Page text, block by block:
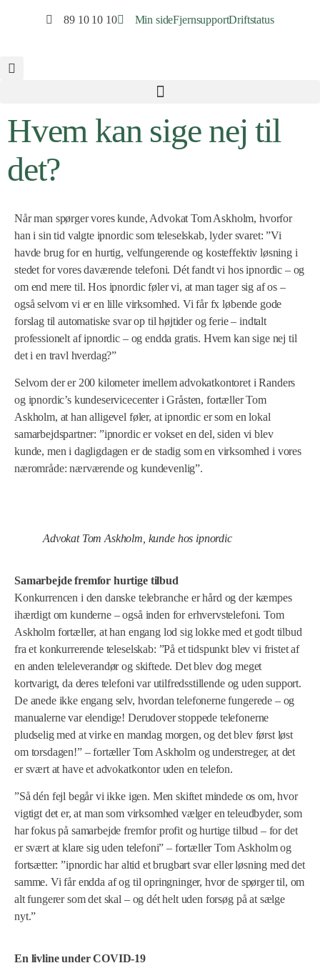
89 10 10 10 Min sideFjernsupportDriftstatus
Hvem kan sige nej til
det?
Når man spørger vores kunde, Advokat Tom Askholm, hvorfor
han i sin tid valgte ipnordic som teleselskab, lyder svaret: ”Vi
havde brug for en hurtig, velfungerende og kosteffektiv løsning i
stedet for vores daværende telefoni. Dét fandt vi hos ipnordic – og
om end mere til. Hos ipnordic føler vi, at man tager sig af os –
også selvom vi er en lille virksomhed. Vi får fx løbende gode
forslag til automatiske svar op til højtider og ferie – indtalt
professionelt af ipnordic – og endda gratis. Hvem kan sige nej til
det i en travl hverdag?”
Selvom der er 200 kilometer imellem advokatkontoret i Randers
og ipnordic’s kundeservicecenter i Gråsten, fortæller Tom
Askholm, at han alligevel føler, at ipnordic er som en lokal
samarbejdspartner: ”ipnordic er vokset en del, siden vi blev
kunde, men i dagligdagen er de stadig som en virksomhed i vores
nærområde: nærværende og kundevenlig”.
Advokat Tom Askholm, kunde hos ipnordic
Samarbejde fremfor hurtige tilbud
Konkurrencen i den danske telebranche er hård og der kæmpes
ihærdigt om kunderne – også inden for erhvervstelefoni. Tom
Askholm fortæller, at han engang lod sig lokke med et godt tilbud
fra et konkurrerende teleselskab: ”På et tidspunkt blev vi fristet af
en anden teleleverandør og skiftede. Det blev dog meget
kortvarigt, da deres telefoni var utilfredsstillende og uden support.
De anede ikke engang selv, hvordan telefonerne fungerede – og
manualerne var elendige! Derudover stoppede telefonerne
pludselig med at virke en mandag morgen, og det blev først løst
om torsdagen!” – fortæller Tom Askholm og understreger, at det
er svært at have et advokatkontor uden en telefon.
”Så dén fejl begår vi ikke igen. Men skiftet mindede os om, hvor
vigtigt det er, at man som virksomhed vælger en teleudbyder, som
har fokus på samarbejde fremfor profit og hurtige tilbud – for det
er svært at klare sig uden telefoni” – fortæller Tom Askholm og
fortsætter: ”ipnordic har altid et brugbart svar eller løsning med det
samme. Vi får endda af og til opringninger, hvor de spørger til, om
alt fungerer som det skal – og dét helt uden forsøg på at sælge
nyt.”
En livline under COVID-19